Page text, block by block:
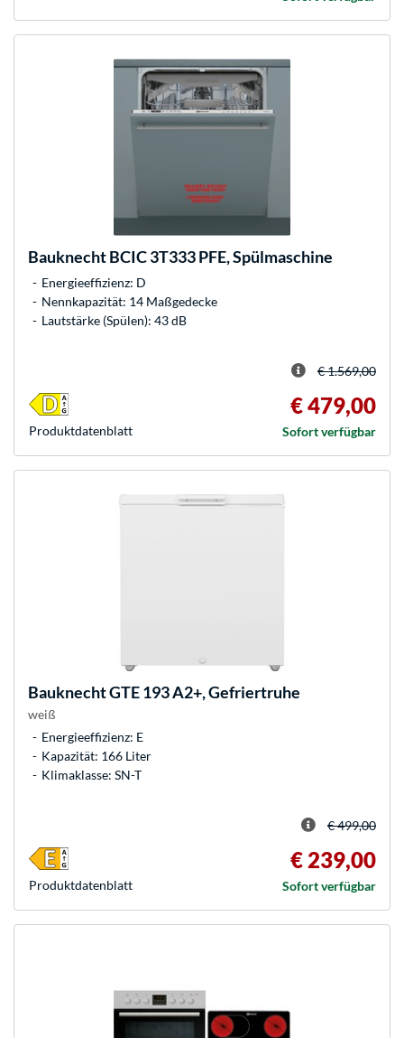
BauknechtBCIC 3T333 PFE, Spülmaschine
Energieeffizienz: D
Nennkapazität: 14 Maßgedecke
Lautstärke (Spülen): 43 dB
€ 1.569,00
€ 479,00
Sofort verfügbar
Produkt­datenblatt
BauknechtGTE 193 A2+, Gefriertruhe
weiß
Energieeffizienz: E
Kapazität: 166 Liter
Klimaklasse: SN-T
€ 499,00
€ 239,00
Sofort verfügbar
Produkt­datenblatt